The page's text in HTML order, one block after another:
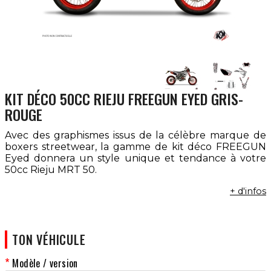
KIT DÉCO 50CC RIEJU FREEGUN EYED GRIS-
ROUGE
Avec des graphismes issus de la célèbre marque de
boxers streetwear, la gamme de kit déco FREEGUN
Eyed donnera un style unique et tendance à votre
50cc Rieju MRT 50.
+ d'infos
TON VÉHICULE
Modèle / version